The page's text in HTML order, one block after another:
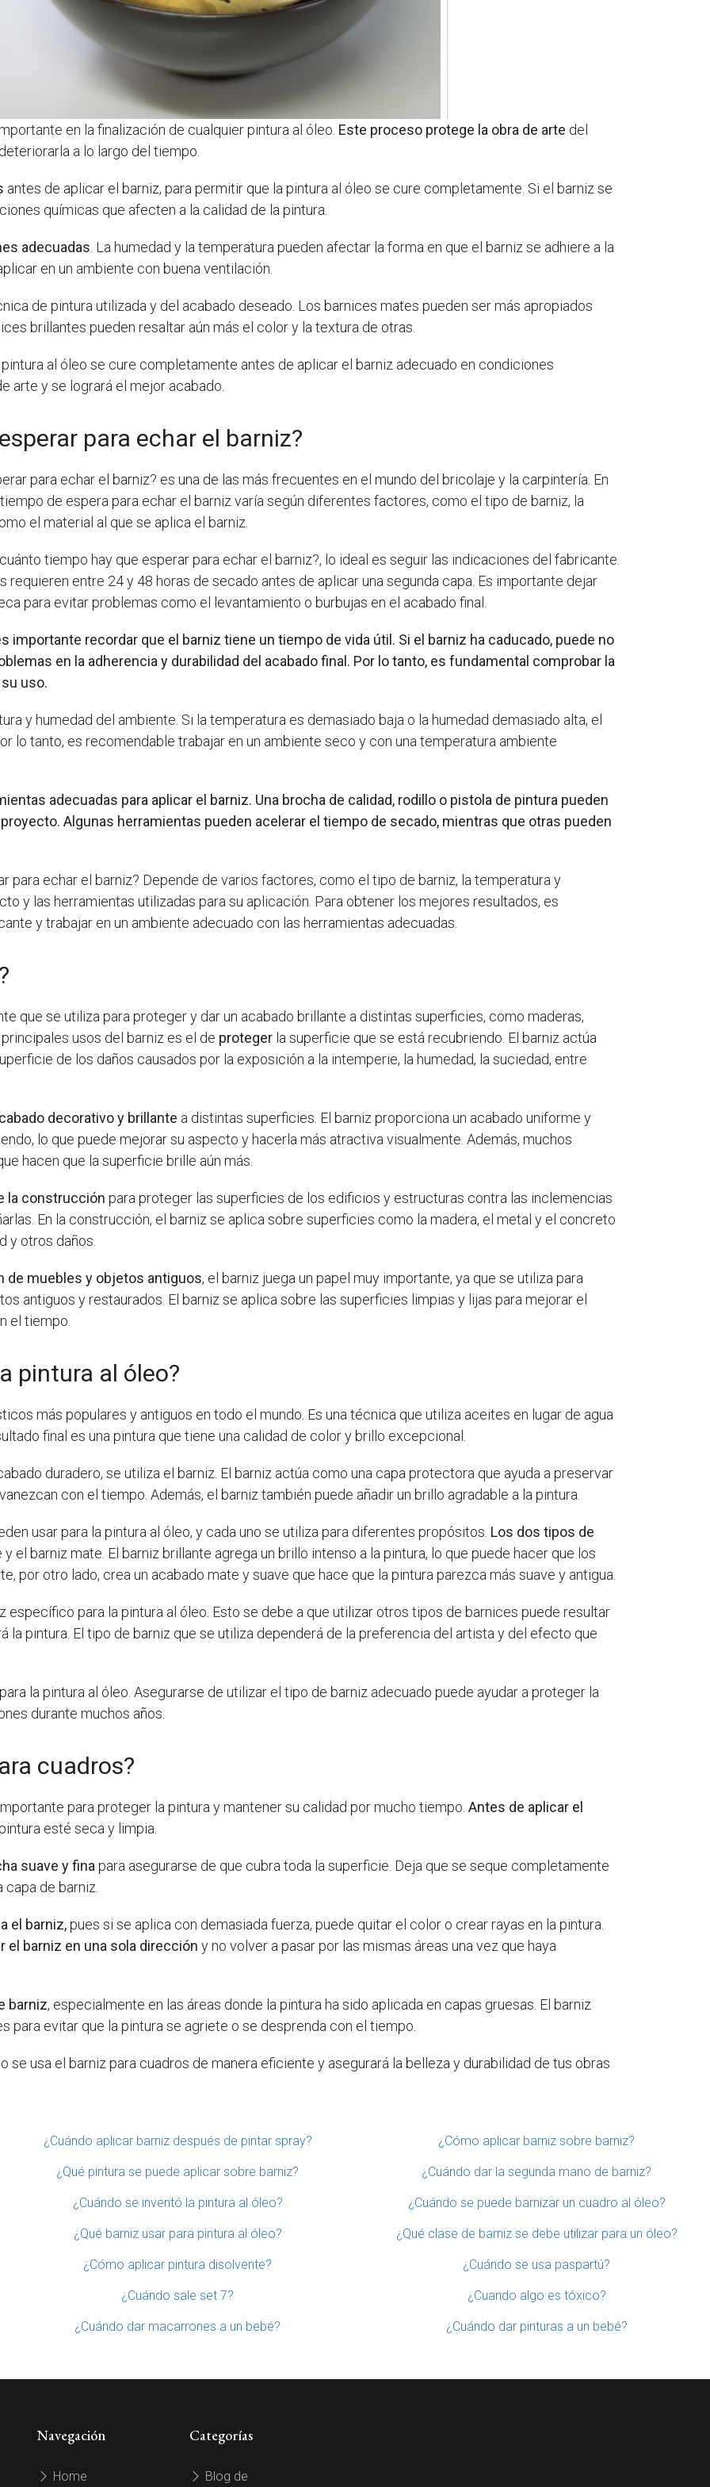
en la finalización de cualquier pintura al óleo. Este proceso protege la obra de arte del
a lo largo del tiempo.
antes de aplicar el barniz, para permitir que la pintura al óleo se cure completamente. Si el barniz se
químicas que afecten a la calidad de la pintura.
adecuadas . La humedad y la temperatura pueden afectar la forma en que el barniz se adhiere a la
en un ambiente con buena ventilación.
de pintura utilizada y del acabado deseado. Los barnices mates pueden ser más apropiados
brillantes pueden resaltar aún más el color y la textura de otras.
al óleo se cure completamente antes de aplicar el barniz adecuado en condiciones
arte y se logrará el mejor acabado.
para echar el barniz?
para echar el barniz? es una de las más frecuentes en el mundo del bricolaje y la carpintería. En
de espera para echar el barniz varía según diferentes factores, como el tipo de barniz, la
el material al que se aplica el barniz.
tiempo hay que esperar para echar el barniz?, lo ideal es seguir las indicaciones del fabricante.
requieren entre 24 y 48 horas de secado antes de aplicar una segunda capa. Es importante dejar
para evitar problemas como el levantamiento o burbujas en el acabado final.
importante recordar que el barniz tiene un tiempo de vida útil. Si el barniz ha caducado, puede no
en la adherencia y durabilidad del acabado final. Por lo tanto, es fundamental comprobar la
uso.
y humedad del ambiente. Si la temperatura es demasiado baja o la humedad demasiado alta, el
lo tanto, es recomendable trabajar en un ambiente seco y con una temperatura ambiente
adecuadas para aplicar el barniz. Una brocha de calidad, rodillo o pistola de pintura pueden
Algunas herramientas pueden acelerar el tiempo de secado, mientras que otras pueden
para echar el barniz? Depende de varios factores, como el tipo de barniz, la temperatura y
y las herramientas utilizadas para su aplicación. Para obtener los mejores resultados, es
y trabajar en un ambiente adecuado con las herramientas adecuadas.
que se utiliza para proteger y dar un acabado brillante a distintas superficies, como maderas,
usos del barniz es el de proteger la superficie que se está recubriendo. El barniz actúa
de los daños causados por la exposición a la intemperie, la humedad, la suciedad, entre
decorativo y brillante a distintas superficies. El barniz proporciona un acabado uniforme y
lo que puede mejorar su aspecto y hacerla más atractiva visualmente. Además, muchos
hacen que la superficie brille aún más.
la construcción para proteger las superficies de los edificios y estructuras contra las inclemencias
En la construcción, el barniz se aplica sobre superficies como la madera, el metal y el concreto
y otros daños.
de muebles y objetos antiguos, el barniz juega un papel muy importante, ya que se utiliza para
antiguos y restaurados. El barniz se aplica sobre las superficies limpias y lijas para mejorar el
el tiempo.
pintura al óleo?
más populares y antiguos en todo el mundo. Es una técnica que utiliza aceites en lugar de agua
final es una pintura que tiene una calidad de color y brillo excepcional.
duradero, se utiliza el barniz. El barniz actúa como una capa protectora que ayuda a preservar
con el tiempo. Además, el barniz también puede añadir un brillo agradable a la pintura.
usar para la pintura al óleo, y cada uno se utiliza para diferentes propósitos. Los dos tipos de
el barniz mate. El barniz brillante agrega un brillo intenso a la pintura, lo que puede hacer que los
por otro lado, crea un acabado mate y suave que hace que la pintura parezca más suave y antigua.
específico para la pintura al óleo. Esto se debe a que utilizar otros tipos de barnices puede resultar
la pintura. El tipo de barniz que se utiliza dependerá de la preferencia del artista y del efecto que
la pintura al óleo. Asegurarse de utilizar el tipo de barniz adecuado puede ayudar a proteger la
durante muchos años.
cuadros?
para proteger la pintura y mantener su calidad por mucho tiempo.Antes de aplicar el
esté seca y limpia.
suave y fina para asegurarse de que cubra toda la superficie. Deja que se seque completamente
de barniz.
el barniz,pues si se aplica con demasiada fuerza, puede quitar el color o crear rayas en la pintura.
barniz en una sola dirección y no volver a pasar por las mismas áreas una vez que haya
barniz, especialmente en las áreas donde la pintura ha sido aplicada en capas gruesas. El barniz
para evitar que la pintura se agriete o se desprenda con el tiempo.
usa el barniz para cuadros de manera eficiente y asegurará la belleza y durabilidad de tus obras
¿Cuándo aplicar barniz después de pintar spray? ¿Cómo aplicar barniz sobre barniz?
¿Qué pintura se puede aplicar sobre barniz? ¿Cuándo dar la segunda mano de barniz?
¿Cuándo se inventó la pintura al óleo? ¿Cuándo se puede barnizar un cuadro al óleo?
¿Qué barniz usar para pintura al óleo? ¿Qué clase de barniz se debe utilizar para un óleo?
¿Cómo aplicar pintura disolvente? ¿Cuándo se usa paspartú?
¿Cuándo sale set 7? ¿Cuando algo es tóxico?
¿Cuándo dar macarrones a un bebé? ¿Cuándo dar pinturas a un bebé?
Navegación
Home
Categorías
Blog de